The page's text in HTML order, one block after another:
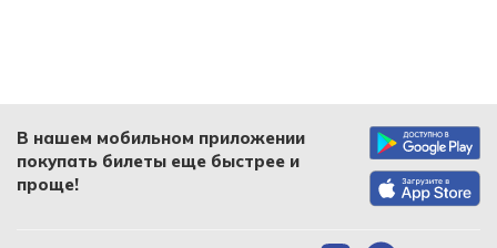
В нашем мобильном приложении
покупать билеты еще быстрее и
проще!